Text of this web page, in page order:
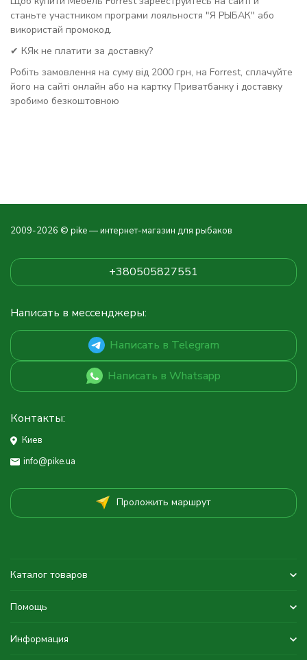
станьте участником програми лояльностя "Я РЫБАК" або
використай промокод.
✔ КЯк не платити за доставку?
Робіть замовлення на суму від 2000 грн, на Forrest, сплачуйте
його на сайті онлайн або на картку Приватбанку і доставку
зробимо безкоштовною
2009-2026 © pike — интернет-магазин для рыбаков
+380505827551
Написать в мессенджеры:
Написать в Telegram
Написать в Whatsapp
Контакты:
Киев
info@pike.ua
Проложить маршрут
Каталог товаров
Помощь
Информация